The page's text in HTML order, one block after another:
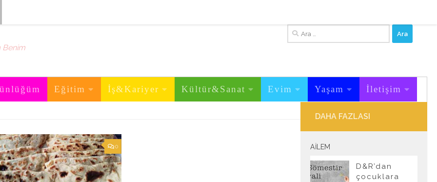
Benim
Arama:
Eğitim İş&Kariyer Kültür&Sanat Evim Yaşam İletişim
0
DAHA FAZLASI
AILEM
D&R’dan
çocuklara